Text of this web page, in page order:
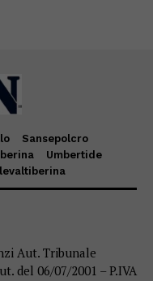
Sansepolcro
Umbertide
Aut. Tribunale
del 06/07/2001 – P.IVA